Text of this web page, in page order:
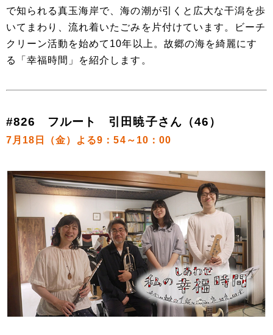
で知られる真玉海岸で、海の潮が引くと広大な干潟を歩
いてまわり、流れ着いたごみを片付けています。ビーチ
クリーン活動を始めて10年以上。故郷の海を綺麗にす
る「幸福時間」を紹介します。
#826 フルート 引田暁子さん（46）
7月18日（金）よる9：54～10：00